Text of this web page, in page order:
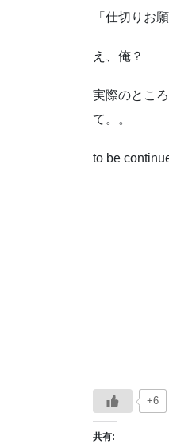
「仕切りお
え、俺？
実際のとこ
て。。
to be
+6
共有: